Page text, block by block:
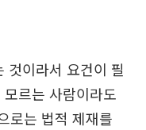
것이라서 요건이 필
르는 사람이라도
로는 법적 제재를